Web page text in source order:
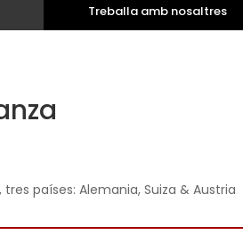
Treballa amb nosaltres
tres países: Alemania, Suiza & Austria